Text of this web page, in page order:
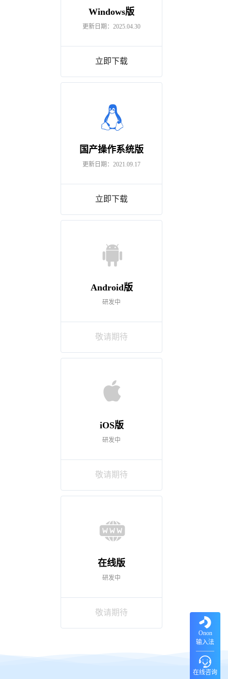
Onon
输入法
在线咨询
Windows版
更新日期：2025.04.30
立即下载
国产操作系统版
更新日期：2021.09.17
立即下载
Android版
研发中
敬请期待
iOS版
研发中
敬请期待
在线版
研发中
敬请期待